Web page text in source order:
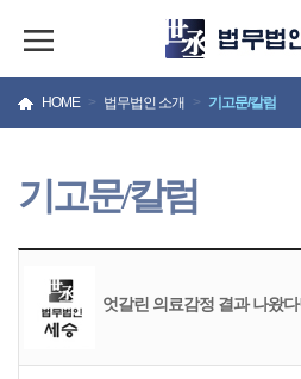
HOME > 법무법인 소개 > 기고문/칼럼
기고문/칼럼
엇갈린 의료감정 결과 나왔